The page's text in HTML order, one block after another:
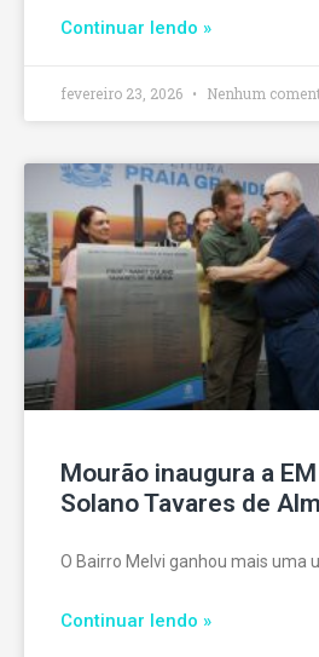
Continuar lendo »
fevereiro 23, 2026 Nenhum
Mourão inaugura a
Solano Tavares de
O Bairro Melvi ganhou mais uma
Continuar lendo »